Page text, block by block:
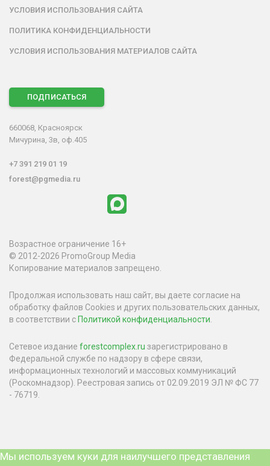
УСЛОВИЯ ИСПОЛЬЗОВАНИЯ САЙТА
ПОЛИТИКА КОНФИДЕНЦИАЛЬНОСТИ
УСЛОВИЯ ИСПОЛЬЗОВАНИЯ МАТЕРИАЛОВ САЙТА
ПОДПИСАТЬСЯ
660068, Красноярск
Мичурина, 3в, оф.405
+7 391 219 01 19
forest@pgmedia.ru
Возрастное ограничение 16+
© 2012-2026 PromoGroup Media
Копирование материалов запрещено.
Продолжая использовать наш сайт, вы даете согласие на
обработку файлов Cookies и других пользовательских данных,
в соответствии с Политикой конфиденциальности
Сетевое издание forestcomplex.ru зарегистрировано в
Федеральной службе по надзору в сфере связи,
информационных технологий и массовых коммуникаций
(Роскомнадзор). Реестровая запись от 02.09.2019 ЭЛ № ФС 77
- 76719.
Мы используем куки для наилучшего представления